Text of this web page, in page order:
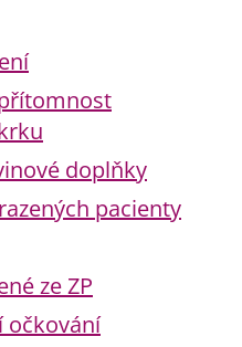
doplňky
pacienty
ze ZP
očkování